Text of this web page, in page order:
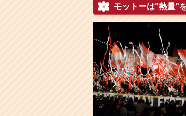
モットーは"熱量"